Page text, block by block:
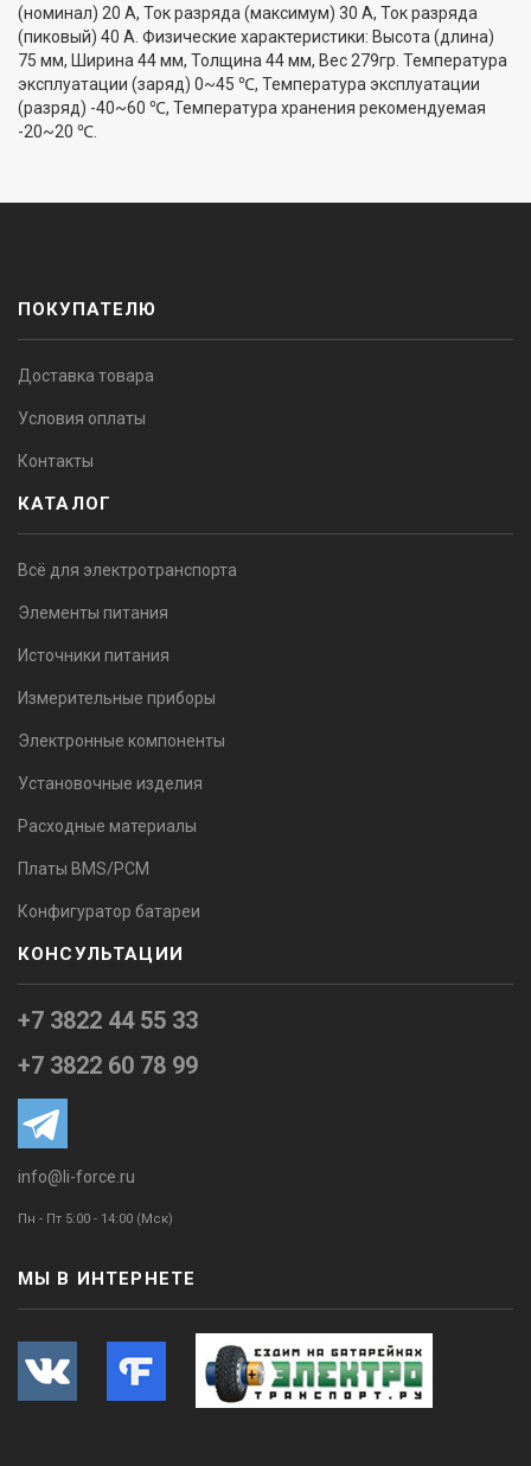
(номинал) 20 А, Ток разряда (максимум) 30 А, Ток разряда
(пиковый) 40 А. Физические характеристики: Высота (длина)
75 мм, Ширина 44 мм, Толщина 44 мм, Вес 279гр. Температура
эксплуатации (заряд) 0~45 ℃, Температура эксплуатации
(разряд) -40~60 ℃, Температура хранения рекомендуемая
-20~20 ℃.
ПОКУПАТЕЛЮ
Доставка товара
Условия оплаты
Контакты
КАТАЛОГ
Всё для электротранспорта
Элементы питания
Источники питания
Измерительные приборы
Электронные компоненты
Установочные изделия
Расходные материалы
Платы BMS/PCM
Конфигуратор батареи
КОНСУЛЬТАЦИИ
+7 3822 44 55 33
+7 3822 60 78 99
info@li-force.ru
Пн - Пт 5:00 - 14:00 (Мск)
МЫ В ИНТЕРНЕТЕ